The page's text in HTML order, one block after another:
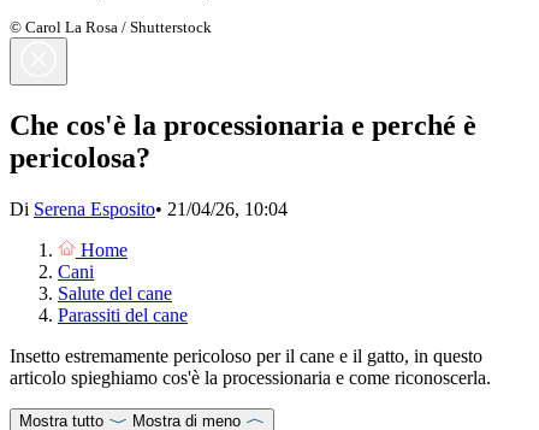
© Carol La Rosa / Shutterstock
Che cos'è la processionaria e perché è
pericolosa?
Di Serena Esposito• 21/04/26, 10:04
Home
Cani
Salute del cane
Parassiti del cane
Insetto estremamente pericoloso per il cane e il gatto, in questo
articolo spieghiamo cos'è la processionaria e come riconoscerla.
Mostra tutto
Mostra di meno